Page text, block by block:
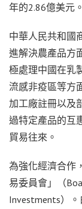
年的2.86億美元。
中華人民共和國
進解決農產品方
極處理中國在乳
流感非疫區等方
加工廠註冊以及
過特定產品的互
貿易往來。
為強化經濟合作
易委員會」（
Investments）